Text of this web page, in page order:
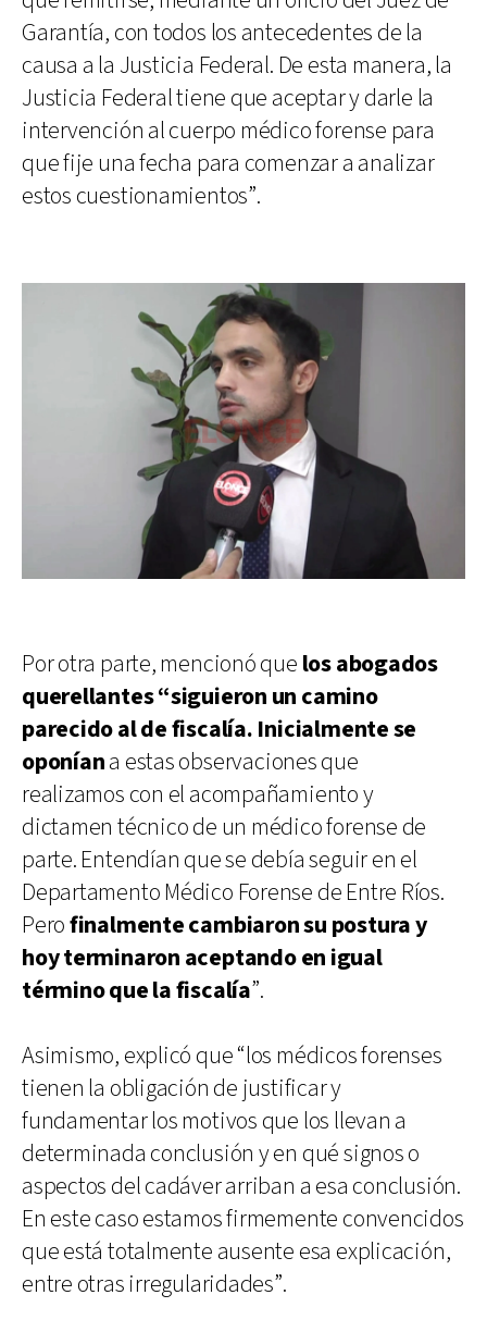
Garantía, con todos los antecedentes de la
causa a la Justicia Federal. De esta manera, la
Justicia Federal tiene que aceptar y darle la
intervención al cuerpo médico forense para
que fije una fecha para comenzar a analizar
estos cuestionamientos”.
Por otra parte, mencionó que los abogados
querellantes “siguieron un camino
parecido al de fiscalía. Inicialmente se
oponíana estas observaciones que
realizamos con el acompañamiento y
dictamen técnico de un médico forense de
parte. Entendían que se debía seguir en el
Departamento Médico Forense de Entre Ríos.
Perofinalmente cambiaron su postura y
hoy terminaron aceptando en igual
término que la fiscalía”.
Asimismo, explicó que “los médicos forenses
tienen la obligación de justificar y
fundamentar los motivos que los llevan a
determinada conclusión y en qué signos o
aspectos del cadáver arriban a esa conclusión.
En este caso estamos firmemente convencidos
que está totalmente ausente esa explicación,
entre otras irregularidades”.